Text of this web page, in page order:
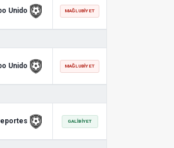
Unido MAĞLUBIYET
Unido MAĞLUBIYET
GALIBIYET